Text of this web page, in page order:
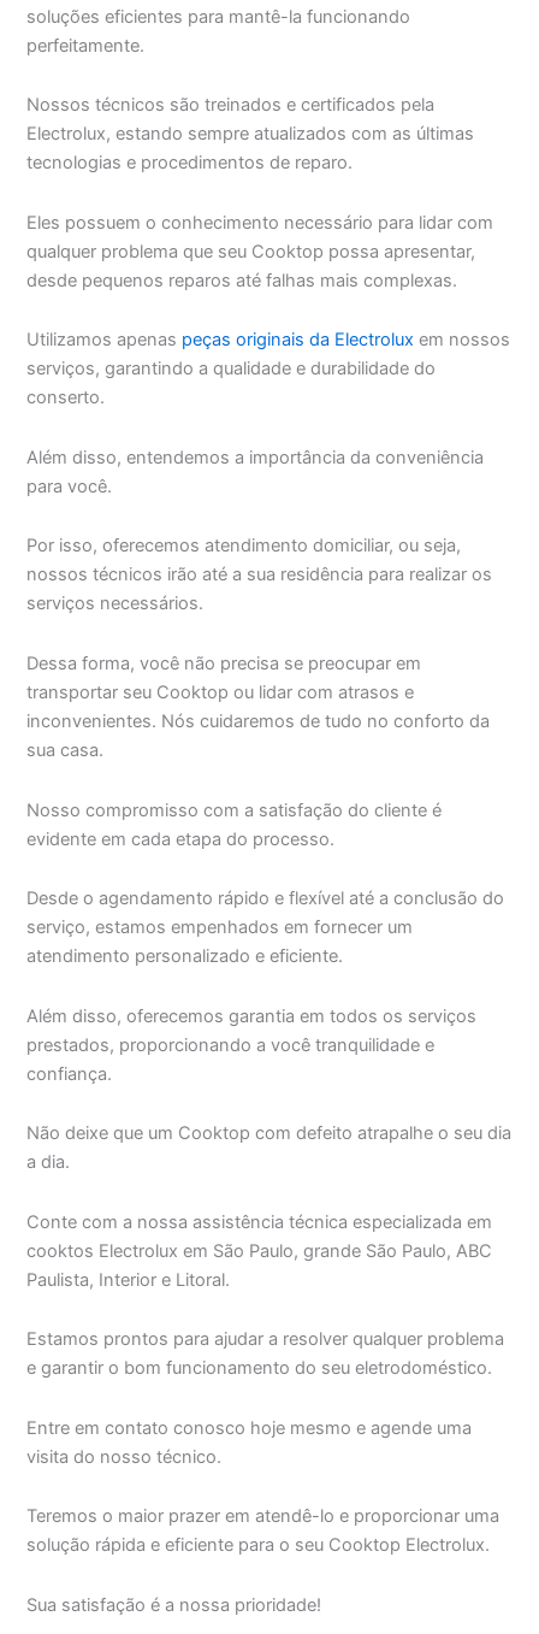
soluções eficientes para mantê-la funcionando
perfeitamente.
Nossos técnicos são treinados e certificados pela
Electrolux, estando sempre atualizados com as últimas
tecnologias e procedimentos de reparo.
Eles possuem o conhecimento necessário para lidar com
qualquer problema que seu Cooktop possa apresentar,
desde pequenos reparos até falhas mais complexas.
Utilizamos apenas peças originais da Electrolux em nossos
serviços, garantindo a qualidade e durabilidade do
conserto.
Além disso, entendemos a importância da conveniência
para você.
Por isso, oferecemos atendimento domiciliar, ou seja,
nossos técnicos irão até a sua residência para realizar os
serviços necessários.
Dessa forma, você não precisa se preocupar em
transportar seu Cooktop ou lidar com atrasos e
inconvenientes. Nós cuidaremos de tudo no conforto da
sua casa.
Nosso compromisso com a satisfação do cliente é
evidente em cada etapa do processo.
Desde o agendamento rápido e flexível até a conclusão do
serviço, estamos empenhados em fornecer um
atendimento personalizado e eficiente.
Além disso, oferecemos garantia em todos os serviços
prestados, proporcionando a você tranquilidade e
confiança.
Não deixe que um Cooktop com defeito atrapalhe o seu dia
a dia.
Conte com a nossa assistência técnica especializada em
cooktos Electrolux em São Paulo, grande São Paulo, ABC
Paulista, Interior e Litoral.
Estamos prontos para ajudar a resolver qualquer problema
e garantir o bom funcionamento do seu eletrodoméstico.
Entre em contato conosco hoje mesmo e agende uma
visita do nosso técnico.
Teremos o maior prazer em atendê-lo e proporcionar uma
solução rápida e eficiente para o seu Cooktop Electrolux.
Sua satisfação é a nossa prioridade!